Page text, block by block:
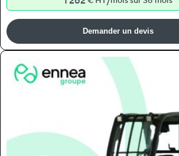
Demander un devis